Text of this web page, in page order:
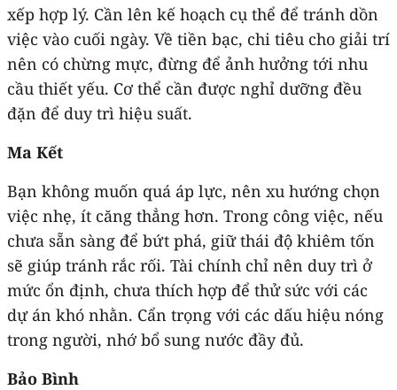
xếp hợp lý. Cần lên kế hoạch cụ thể để tránh dồn
việc vào cuối ngày. Về tiền bạc, chi tiêu cho giải trí
nên có chừng mực, đừng để ảnh hưởng tới nhu
cầu thiết yếu. Cơ thể cần được nghỉ dưỡng đều
đặn để duy trì hiệu suất.
Ma Kết
Bạn không muốn quá áp lực, nên xu hướng chọn
việc nhẹ, ít căng thẳng hơn. Trong công việc, nếu
chưa sẵn sàng để bứt phá, giữ thái độ khiêm tốn
sẽ giúp tránh rắc rối. Tài chính chỉ nên duy trì ở
mức ổn định, chưa thích hợp để thử sức với các
dự án khó nhằn. Cẩn trọng với các dấu hiệu nóng
trong người, nhớ bổ sung nước đầy đủ.
Bảo Bình